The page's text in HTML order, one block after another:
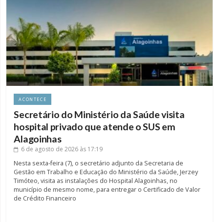
ACONTECE
Secretário do Ministério da Saúde visita
hospital privado que atende o SUS em
Alagoinhas
6 de agosto de 2026 às 17:19
Nesta sexta-feira (7), o secretário adjunto da Secretaria de
Gestão em Trabalho e Educação do Ministério da Saúde, Jerzey
Timóteo, visita as instalações do Hospital Alagoinhas, no
município de mesmo nome, para entregar o Certificado de Valor
de Crédito Financeiro